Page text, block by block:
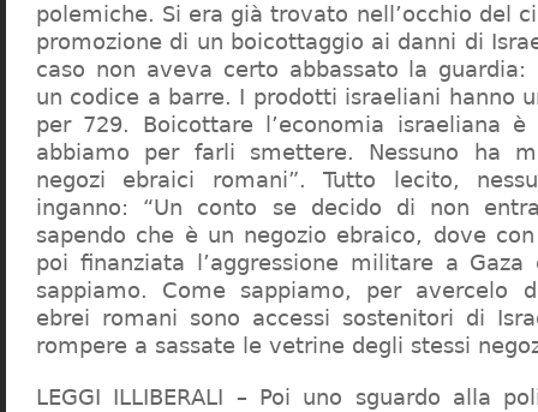
polemiche. Si era già trovato nell’occhio del
promozione di un boicottaggio ai danni di
caso non aveva certo abbassato la guardia:
un codice a barre. I prodotti israeliani hanno
per 729. Boicottare l’economia israeliana è
abbiamo per farli smettere. Nessuno ha
negozi ebraici romani”. Tutto lecito,
inganno: “Un conto se decido di non
sapendo che è un negozio ebraico, dove
poi finanziata l’aggressione militare a
sappiamo. Come sappiamo, per avercelo
ebrei romani sono accessi sostenitori di
rompere a sassate le vetrine degli stessi
LEGGI ILLIBERALI – Poi uno sguardo alla